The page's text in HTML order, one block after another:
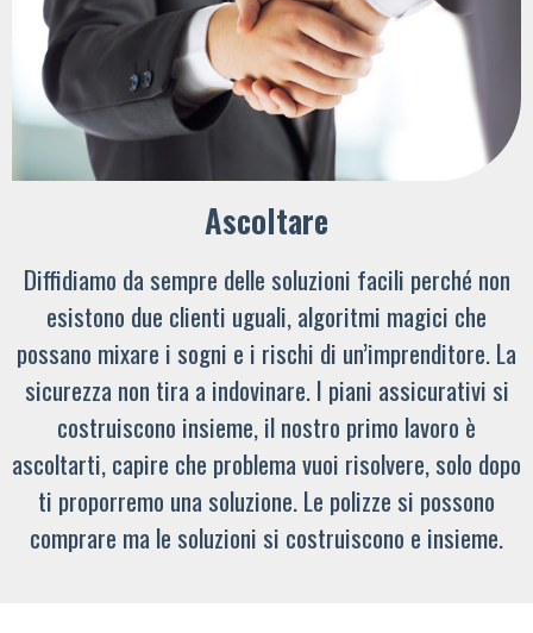
Ascoltare
Diffidiamo da sempre delle soluzioni facili perché non
esistono due clienti uguali, algoritmi magici che
possano mixare i sogni e i rischi di un’imprenditore. La
sicurezza non tira a indovinare. I piani assicurativi si
costruiscono insieme, il nostro primo lavoro è
ascoltarti, capire che problema vuoi risolvere, solo dopo
ti proporremo una soluzione. Le polizze si possono
comprare ma le soluzioni si costruiscono e insieme.